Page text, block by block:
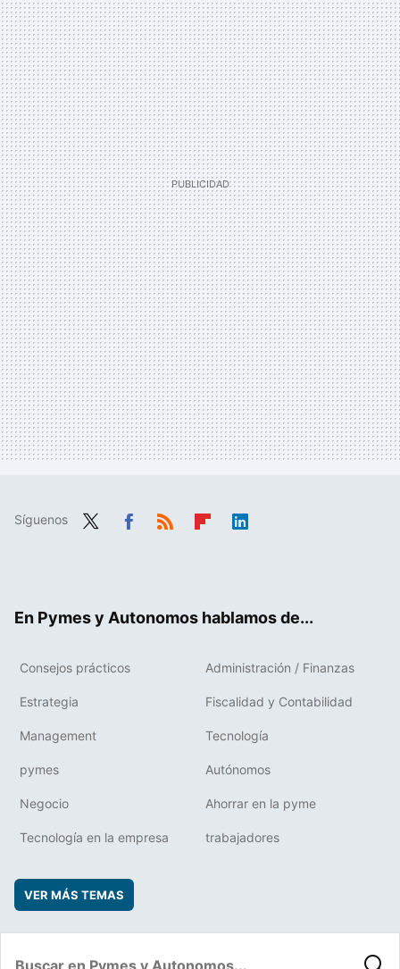
Síguenos
En Pymes y Autonomos hablamos de...
Consejos prácticos Administración / Finanzas
Estrategia Fiscalidad y Contabilidad
Management Tecnología
pymes Autónomos
Negocio Ahorrar en la pyme
Tecnología en la empresa trabajadores
VER MÁS TEMAS